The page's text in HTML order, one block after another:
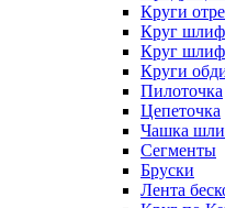
Круги
Круг
Круг
Круги
Пилоточка
Цепеточка
Чашка
Сегменты
Бруски
Лента